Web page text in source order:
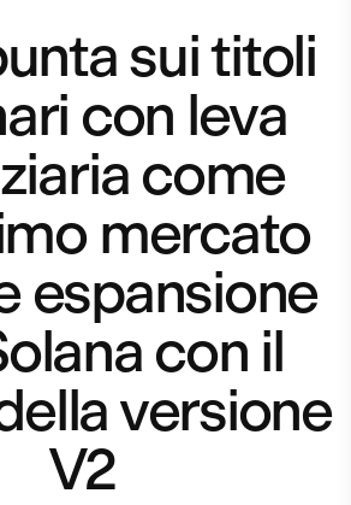
sui titoli
con leva
come
mercato
espansione
con il
versione
V2